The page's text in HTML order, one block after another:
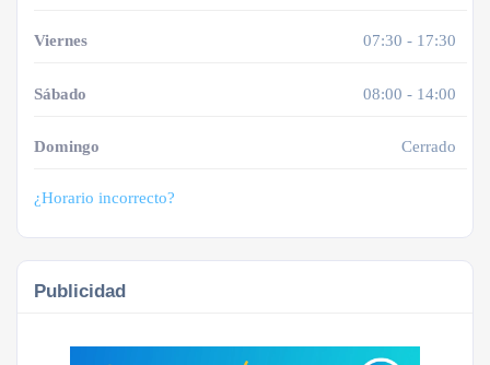
Viernes 07:30 - 17:30
Sábado 08:00 - 14:00
Domingo Cerrado
¿Horario incorrecto?
Publicidad